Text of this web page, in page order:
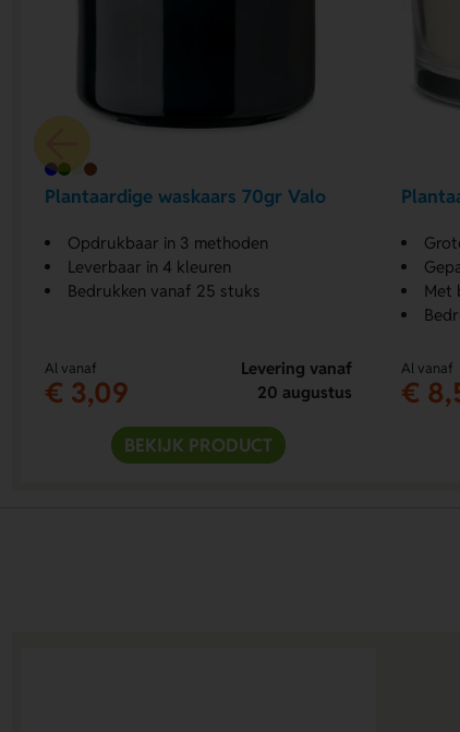
Plantaardige waskaars 70gr Valo
Opdrukbaar in 3 methoden
Leverbaar in 4 kleuren
Bedrukken vanaf 25 stuks
Al vanaf
€ 3,09
Levering vanaf
20 augustus
BEKIJK PRODUCT
Met
Al vanaf
€